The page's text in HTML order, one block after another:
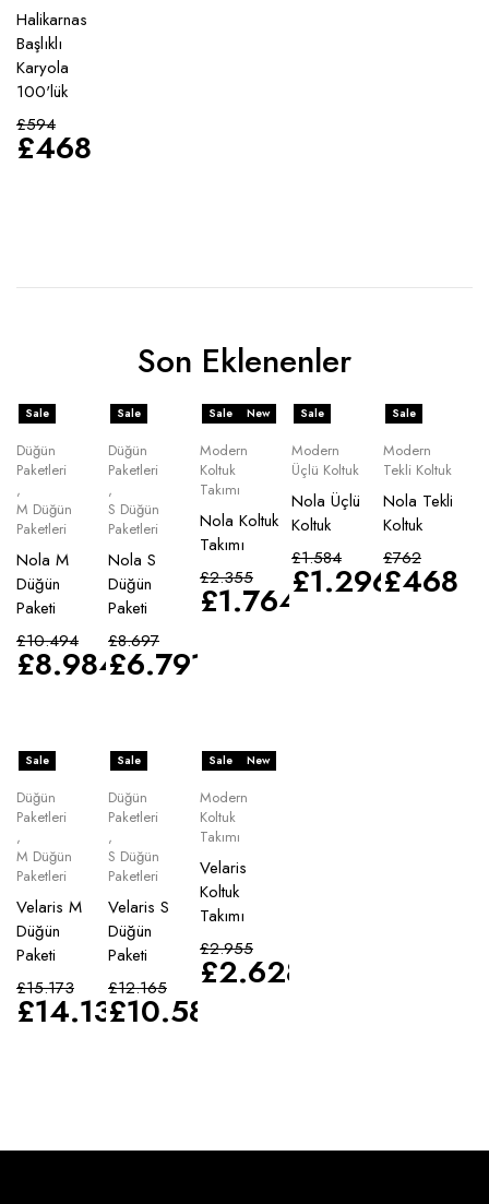
Halikarnas
Başlıklı
Karyola
100'lük
£594
£468
Son Eklenenler
Sale
Düğün
Paketleri
,
M Düğün
Paketleri
Nola M
Düğün
Paketi
£10.494
£8.984
Sale
Düğün
Paketleri
,
S Düğün
Paketleri
Nola S
Düğün
Paketi
£8.697
£6.791
Sale New
Modern
Koltuk
Takımı
Nola Koltuk
Takımı
£2.355
£1.764
Sale
Modern
Üçlü Koltuk
Nola Üçlü
Koltuk
£1.584
£1.296
Sale
Modern
Tekli Koltuk
Nola Tekli
Koltuk
£762
£468
Sale
Düğün
Paketleri
,
M Düğün
Paketleri
Velaris M
Düğün
Paketi
£15.173
£14.135
Sale
Düğün
Paketleri
,
S Düğün
Paketleri
Velaris S
Düğün
Paketi
£12.165
£10.583
Sale New
Modern
Koltuk
Takımı
Velaris
Koltuk
Takımı
£2.955
£2.628